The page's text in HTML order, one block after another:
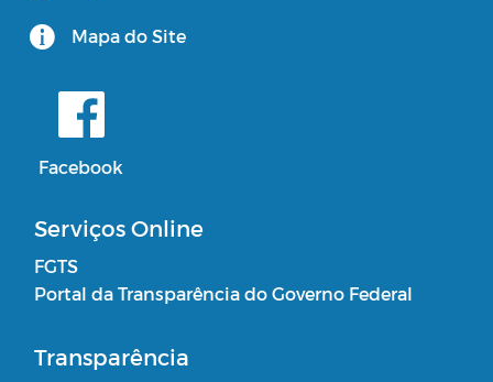
Mapa do Site
Facebook
Serviços Online
FGTS
Portal da Transparência do Governo Federal
Transparência